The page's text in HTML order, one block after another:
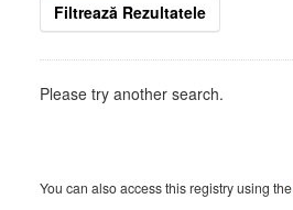
Filtrează Rezultatele
Please try another search.
You can also access this registry using the